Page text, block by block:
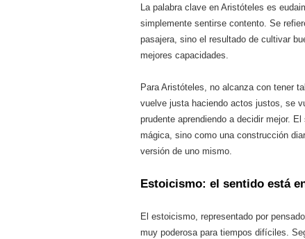
La palabra clave en Aristóteles es
simplemente sentirse contento. Se
pasajera, sino el resultado de cultivar
mejores capacidades.
Para Aristóteles, no alcanza con tener
vuelve justa haciendo actos justos, se
prudente aprendiendo a decidir mejor.
mágica, sino como una construcción
versión de uno mismo.
Estoicismo: el sentido está
El estoicismo, representado por
muy poderosa para tiempos difíciles.